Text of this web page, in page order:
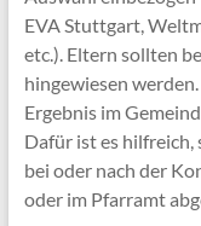
EVA Stuttgart,
etc.). Eltern sollten
hingewiesen
Ergebnis im
Dafür ist es hilfreich,
bei oder nach der
oder im Pfarramt